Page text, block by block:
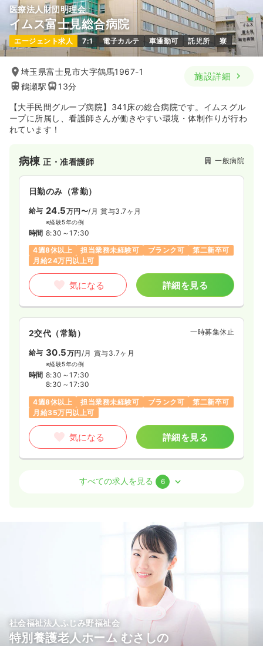
医療法人財団明理会
イムス富士見総合病院
エージェント求人 7:1 電子カルテ 車通勤可 託児所 寮
埼玉県富士見市大字鶴馬1967-1
鶴瀬駅
13分
施設詳細
【大手民間グループ病院】341床の総合病院です。イムスグル
ープに所属し、看護師さんが働きやすい環境・体制作りが行わ
れています！
病棟正・准看護師 一般病院
日勤のみ（常勤）
給与 24.5万円〜/月 賞与3.7ヶ月
※経験5年の例
時間 8:30～17:30
4週8休以上
担当業務未経験可 ブランク可
第二新卒可
月給24万円以上可
気になる 詳細を見る
2交代（常勤） 一時募集休止
給与 30.5万円/月 賞与3.7ヶ月
※経験5年の例
時間 8:30～17:30
8:30～17:30
4週8休以上
担当業務未経験可 ブランク可
第二新卒可
月給35万円以上可
気になる 詳細を見る
月給28万円以上可
詳細を見る
オペ室(手術室) 正・准看護師
すべての求人を見る 6
社会福祉法人ふじみ野福祉会
特別養護老人ホーム むさしの